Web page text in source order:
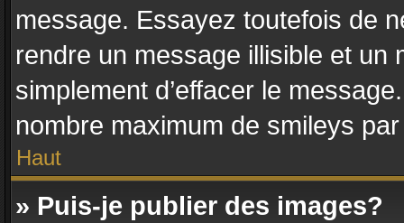
message. Essayez toutefois de
rendre un message illisible et un
simplement d’effacer le
nombre maximum de smileys
Haut
» Puis-je publier des images?